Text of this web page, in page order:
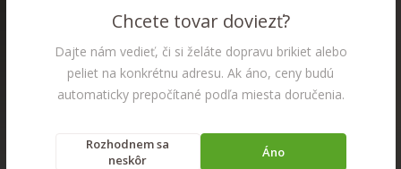
Chcete tovar doviezť?
Dajte nám vedieť, či si želáte dopravu brikiet alebo
peliet na konkrétnu adresu. Ak áno, ceny budú
automaticky prepočítané podľa miesta doručenia.
Rozhodnem sa
neskôr
Áno